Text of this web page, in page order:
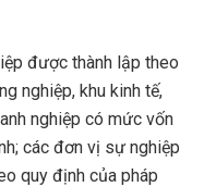
được thành lập theo
nghiệp, khu kinh tế,
nghiệp có mức vốn
các đơn vị sự nghiệp
quy định của pháp